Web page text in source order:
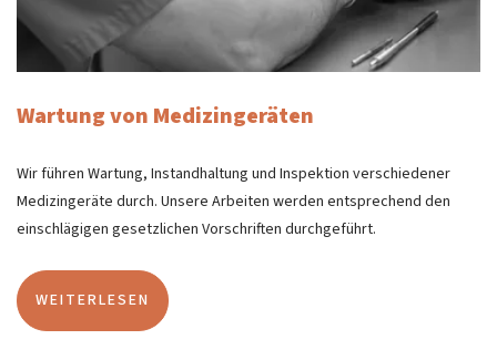
Wartung von Medizingeräten
Wir führen Wartung, Instandhaltung und Inspektion verschiedener
Medizingeräte durch. Unsere Arbeiten werden entsprechend den
einschlägigen gesetzlichen Vorschriften durchgeführt.
WEITERLESEN